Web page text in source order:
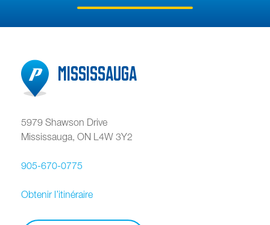
Mississauga
5979 Shawson Drive
Mississauga, ON L4W 3Y2
905-670-0775
Obtenir l’itinéraire